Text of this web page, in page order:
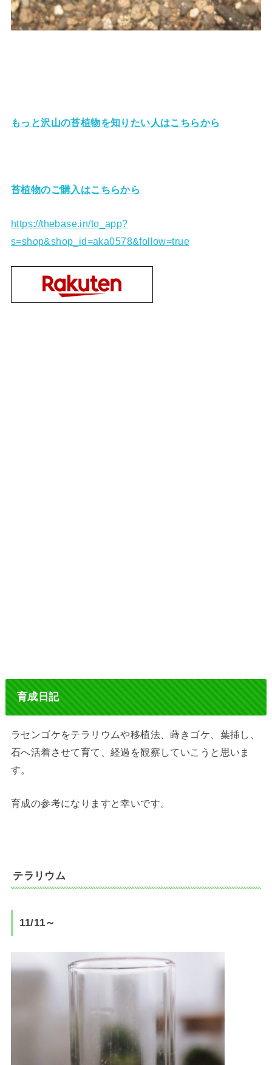
もっと沢山の苔植物を知りたい人はこちらから
苔植物のご購入はこちらから
https://thebase.in/to_app?
s=shop&shop_id=aka0578&follow=true
育成日記
ラセンゴケをテラリウムや移植法、蒔きゴケ、葉挿し、
石へ活着させて育て、経過を観察していこうと思いま
す。
育成の参考になりますと幸いです。
テラリウム
11/11～